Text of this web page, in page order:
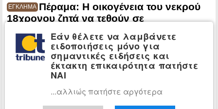
ΕΓΚΛΗΜΑ Πέραμα: Η οικογένεια του νεκρού
18χρονου ζητά να τεθούν σε
2021
Εάν θέλετε να λαμβάνετε
ειδοποιήσεις μόνο για
σημαντικές ειδήσεις και
έκτακτη επικαιρότητα πατήστε
ΝΑΙ
...αλλιώς πατήστε αργότερα